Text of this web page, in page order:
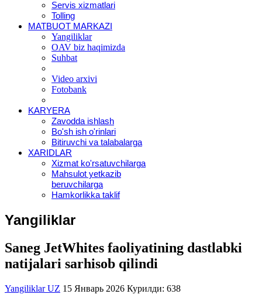
Servis xizmatlari
Tolling
MATBUOT MARKAZI
Yangiliklar
OAV biz haqimizda
Suhbat
Video arxivi
Fotobank
KARYERA
Zavodda ishlash
Bo'sh ish o'rinlari
Bitiruvchi va talabalarga
XARIDLAR
Xizmat ko'rsatuvchilarga
Mahsulot yetkazib
beruvchilarga
Hamkorlikka taklif
Yangiliklar
Saneg JetWhites faoliyatining dastlabki
natijalari sarhisob qilindi
Yangiliklar UZ 15 Январь 2026 Курилди: 638